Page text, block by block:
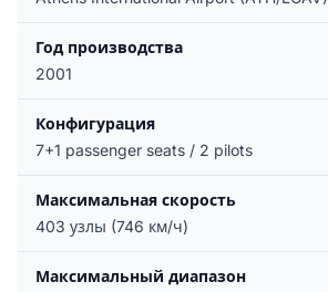
Год производства
2001
Конфигурация
7+1 passenger seats / 2 pilots
Максимальная скорость
403 узлы (746 км/ч)
Максимальный диапазон